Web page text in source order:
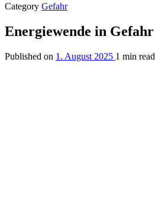
Category Gefahr
Energiewende in Gefahr
Published on 1. August 2025 1 min read